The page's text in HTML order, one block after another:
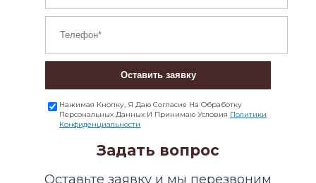
Оставить заявку
Нажимая Кнопку, Я Даю Согласие На Обработку
Персональных Данных И Принимаю Условия Политики
Конфиденциальности
Задать вопрос
Оставьте заявку и мы перезвоним